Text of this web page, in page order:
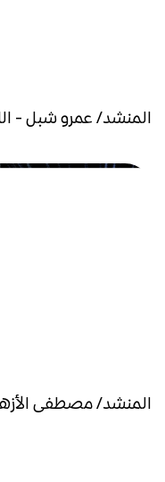
المنشد/ عمرو شبل -
المنشد/ مصطفى